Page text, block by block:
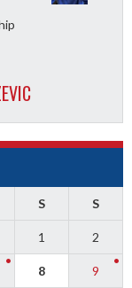
S S
1 2
8 9